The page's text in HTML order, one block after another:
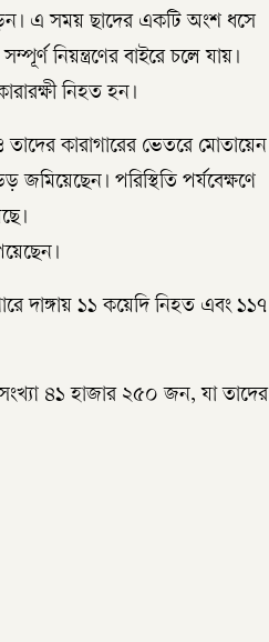
এ সময় ছাদের একটি অংশ ধসে
নিয়ন্ত্রণের বাইরে চলে যায়।
নিহত হন।
তাদের কারাগারের ভেতরে মোতায়েন
জমিয়েছেন। পরিস্থিতি পর্যবেক্ষণে
দাঙ্গায় ১১ কয়েদি নিহত এবং ১১৭
৪১ হাজার ২৫০ জন, যা তাদের